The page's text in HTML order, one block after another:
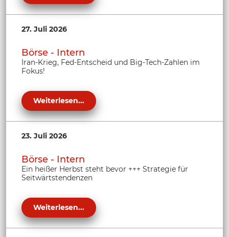
27. Juli 2026
Börse - Intern
Iran-Krieg, Fed-Entscheid und Big-Tech-Zahlen im
Fokus!
Weiterlesen...
23. Juli 2026
Börse - Intern
Ein heißer Herbst steht bevor +++ Strategie für
Seitwärtstendenzen
Weiterlesen...